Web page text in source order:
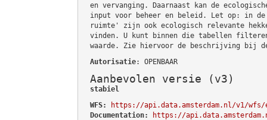
en vervanging. Daarnaast kan de
input voor beheer en beleid. Let op: in de
ruimte' zijn ook ecologisch relevante
vinden. U kunt binnen die tabellen
waarde. Zie hiervoor de beschrijving bij
Autorisatie: OPENBAAR
Aanbevolen versie (v3)
stabiel
WFS:
https://api.data.amsterdam.nl/v1/wfs/
Documentation:
https://